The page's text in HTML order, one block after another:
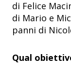
di Felice
di Mario e
panni di
Qual